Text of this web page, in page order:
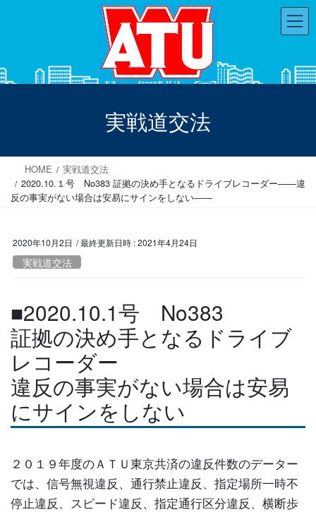
ツ
シ
実戦道交法
HOME
実戦道交法
2020.10.１号 No383 証拠の決め手となるドライブレコーダー――違
反の事実がない場合は安易にサインをしない――
2020年10月2日 / 最終更新日時 :2021年4月24日
実戦道交法
■2020.10.1号 No383
証拠の決め手となるドライブ
レコーダー
違反の事実がない場合は安易
にサインをしない
２０１９年度のＡＴＵ東京共済の違反件数のデーター
では、信号無視違反、通行禁止違反、指定場所一時不
停止違反、スピード違反、指定通行区分違反、横断歩